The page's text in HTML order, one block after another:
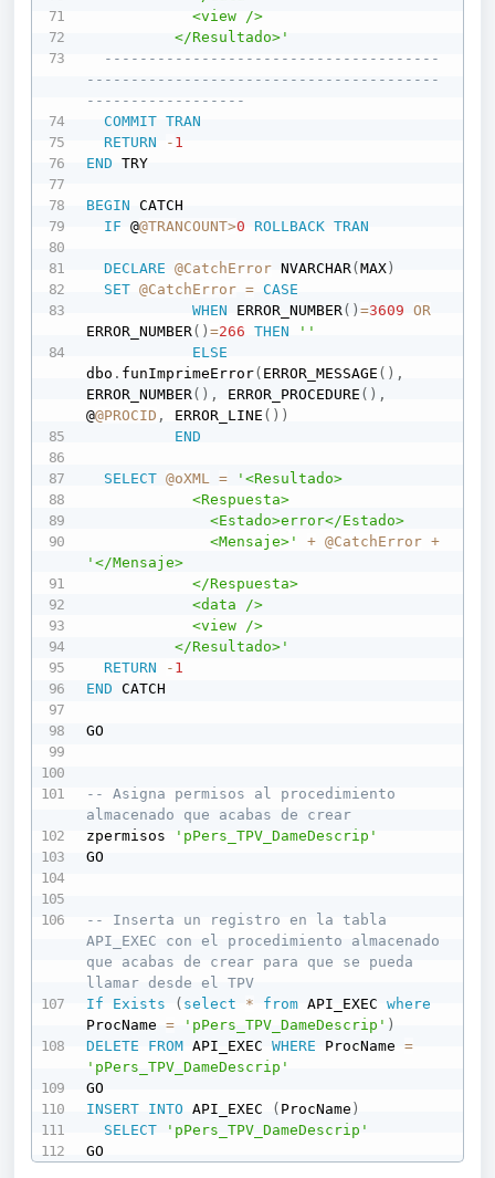
            <view />
          </Resultado>'
--------------------------------------
----------------------------------------
------------------
COMMIT TRAN
RETURN
- 1
END TRY
BEGIN CATCH
IF @@TRANCOUNT>0 ROLLBACK TRAN
DECLARE @CatchError NVARCHAR(MAX)
SET @CatchError = CASE
WHEN ERROR_NUMBER( )=3609
OR
ERROR_NUMBER( )=266 THEN
''
ELSE
dbo . funImprimeError( ERROR_MESSAGE ( ) ,
ERROR_NUMBER( ) , ERROR_PROCEDURE ( ) ,
@@PROCID , ERROR_LINE ( ) )
END
SELECT @oXML =
'<Resultado>
            <Respuesta>
              <Estado>error</Estado>
              <Mensaje>'
+ @CatchError +
'</Mensaje>
            </Respuesta>
            <data />
            <view />
          </Resultado>'
RETURN
- 1
END CATCH
GO
-- Asigna permisos al procedimiento
almacenado que acabas de crear
zpermisos
'pPers_TPV_DameDescrip'
GO
-- Inserta un registro en la tabla
API_EXEC con el procedimiento almacenado
que acabas de crear para que se pueda
llamar desde el TPV
If
Exists ( select * from API_EXEC where
ProcName = 'pPers_TPV_DameDescrip' )
DELETE
FROM API_EXEC WHERE ProcName =
'pPers_TPV_DameDescrip'
INSERT INTO API_EXEC ( ProcName )
SELECT
'pPers_TPV_DameDescrip'
GO